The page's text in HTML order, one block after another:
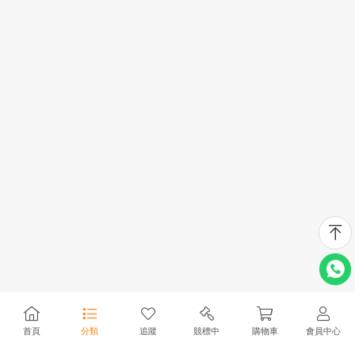
首頁 分類 追蹤 競標中 購物車 會員中心